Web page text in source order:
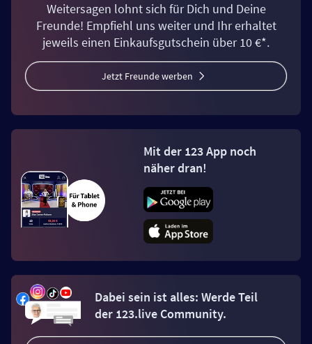
Weitersagen lohnt sich für Dich und Deine
Freunde! Empfiehl uns weiter und Ihr erhaltet
jeweils einen Einkaufsgutschein über 10 €*.
Jetzt Freunde werben
Mit der 123 App noch
näher dran!
Dabei sein ist alles: Werde Teil
der 123.live Community.